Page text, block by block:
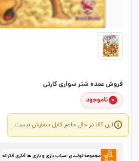
فروش عمده شتر سواری کارتی
ناموجود
این کالا در حال حاضر قابل سفارش نیست.
مجموعه تولیدی اسباب بازی و بازی ها فکری فکرانه